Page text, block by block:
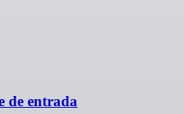
de entrada